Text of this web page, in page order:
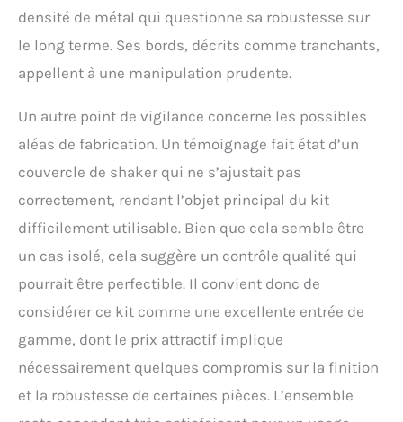
un anniversaire de
mariage et un mariage.
densité de métal qui questionne sa robustesse sur
le long terme. Ses bords, décrits comme tranchants,
appellent à une manipulation prudente.
Un autre point de vigilance concerne les possibles
aléas de fabrication. Un témoignage fait état d’un
couvercle de shaker qui ne s’ajustait pas
correctement, rendant l’objet principal du kit
difficilement utilisable. Bien que cela semble être
un cas isolé, cela suggère un contrôle qualité qui
pourrait être perfectible. Il convient donc de
considérer ce kit comme une excellente entrée de
gamme, dont le prix attractif implique
nécessairement quelques compromis sur la finition
et la robustesse de certaines pièces. L’ensemble